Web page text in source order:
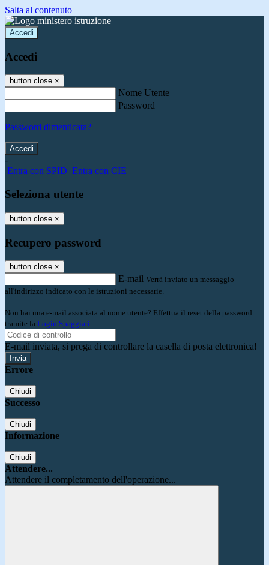
Salta al contenuto
Accedi
Accedi
button close ×
Nome Utente
Password
Password dimenticata?
-
Entra con SPID Entra con CIE
Seleziona utente
button close ×
Recupero password
button close ×
E-mail Verrà inviato un messaggio
all'indirizzo indicato con le istruzioni necessarie.
Non hai una e-mail associata al nome utente? Effettua il reset della password
tramite la Login Spaggiari
E-mail inviata, si prega di controllare la casella di posta elettronica!
Errore
Chiudi
Successo
Chiudi
Informazione
Chiudi
Attendere...
Attendere il completamento dell'operazione...